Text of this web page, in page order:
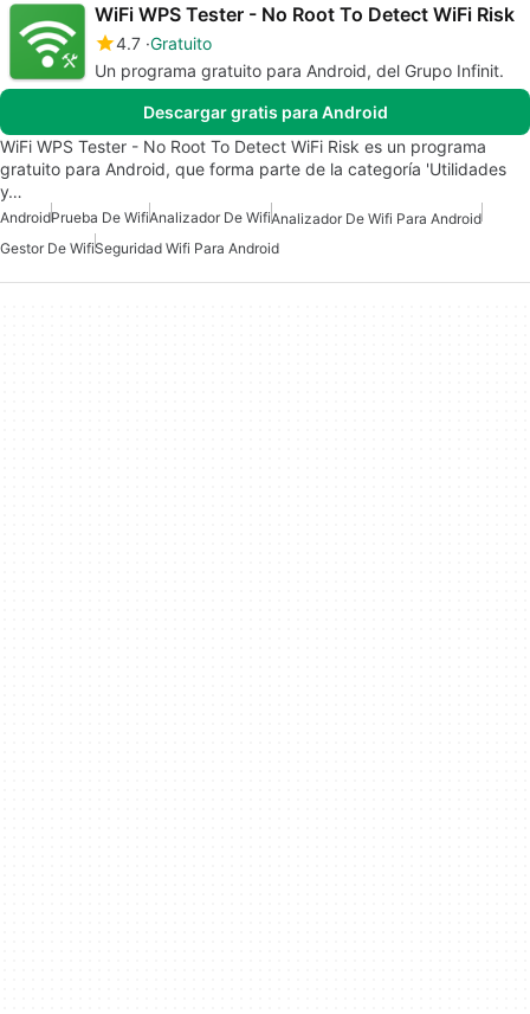
WiFi WPS Tester - No Root To Detect WiFi Risk
4.7 Gratuito
Un programa gratuito para Android, del Grupo Infinit.
Descargar gratis para Android
WiFi WPS Tester - No Root To Detect WiFi Risk es un programa
gratuito para Android, que forma parte de la categoría 'Utilidades
y…
AndroidPrueba De WifiAnalizador De WifiAnalizador De Wifi Para Android
Gestor De WifiSeguridad Wifi Para Android